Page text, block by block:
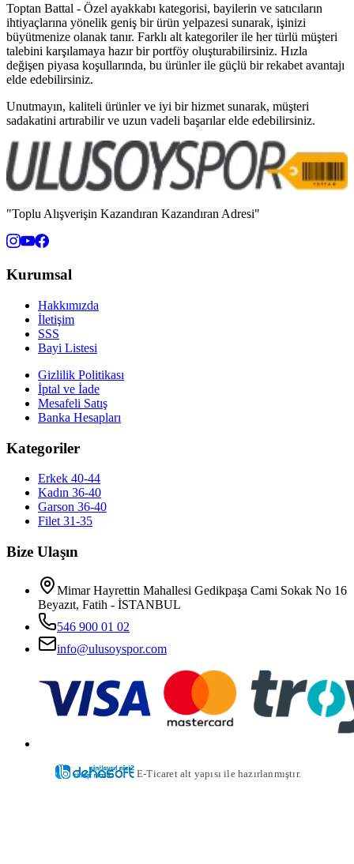
Toptan Battal - Özel ayakkabı kategorisi, bayilerin ve satıcıların
ihtiyaçlarına yönelik geniş bir ürün yelpazesi sunarak, işinizi
büyütmenize olanak tanır. Farklı alt kategoriler ile her türlü müşteri
talebini karşılamaya hazır bir portföy oluşturabilirsiniz. Hızla
değişen piyasa koşullarında, bu ürünler ile güçlü bir rekabet avantajı
elde edebilirsiniz.
Unutmayın, kaliteli ürünler ve iyi bir hizmet sunarak, müşteri
sadakatini artırabilir ve uzun vadeli başarılar elde edebilirsiniz.
"Toplu Alışverişin Kazandıran Kazandıran Adresi"
Kurumsal
Hakkımızda
İletişim
SSS
Bayi Listesi
Gizlilik Politikası
İptal ve İade
Mesafeli Satış
Banka Hesapları
Kategoriler
Erkek 40-44
Kadın 36-40
Garson 36-40
Filet 31-35
Bize Ulaşın
Mimar Hayrettin Mahallesi Gedikpaşa Cami Sokak No 16
Beyazıt, Fatih - İSTANBUL
546 900 01 02
info@ulusoyspor.com
E-Ticaret alt yapısı ile hazırlanmıştır.